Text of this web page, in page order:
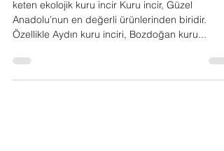
İncirin Yetiştiği Bölgeler
keten ekolojik kuru incir Kuru incir, Güzel
Özellikle Aydın kuru inciri, Bozdoğan kuru...